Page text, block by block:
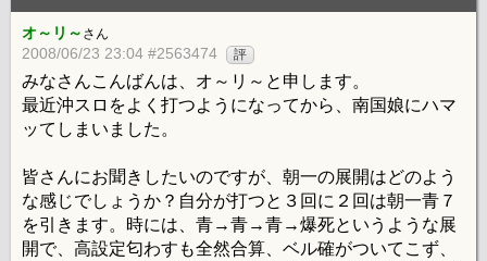
オ～リ～ さん
2008/06/23 23:04 #2563474 評
みなさんこんばんは、オ～リ～と申します。
最近沖スロをよく打つようになってから、南国娘にハマ
ッてしまいました。
皆さんにお聞きしたいのですが、朝一の展開はどのよう
な感じでしょうか？自分が打つと３回に２回は朝一青７
を引きます。時には、青→青→青→爆死というような展
開で、高設定匂わすも全然合算、ベル確がついてこず、